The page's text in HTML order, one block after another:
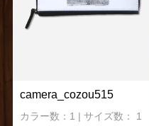
camera_cozou515
カラー数：1 | サイズ数： 1